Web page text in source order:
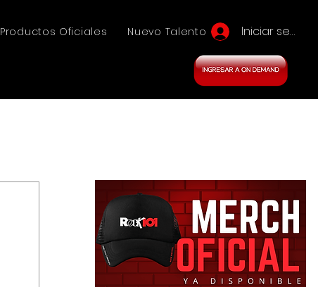
Productos Oficiales Nuevo Talento Iniciar sesión